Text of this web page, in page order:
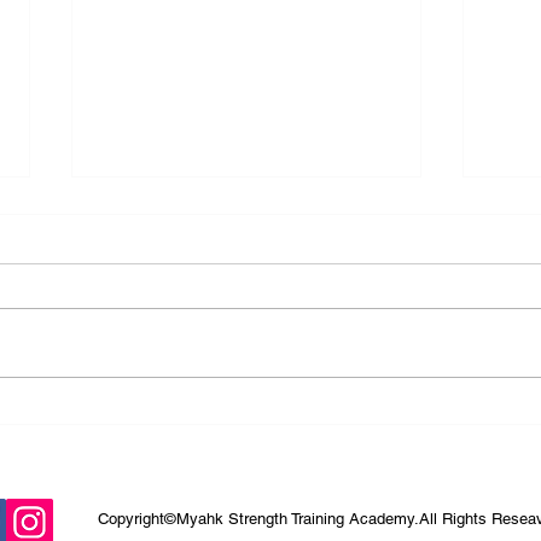
Copyright©️Myahk Strength Training Academy.All Rights